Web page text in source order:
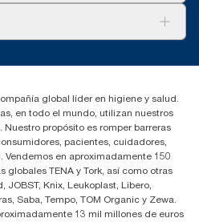
global líder en higiene y salud.
en todo el mundo, utilizan nuestros
propósito es romper barreras
pacientes, cuidadores,
en aproximadamente 150
globales TENA y Tork, así como otras
Knix, Leukoplast, Libero,
Saba, Tempo, TOM Organic y Zewa.
13 mil millones de euros